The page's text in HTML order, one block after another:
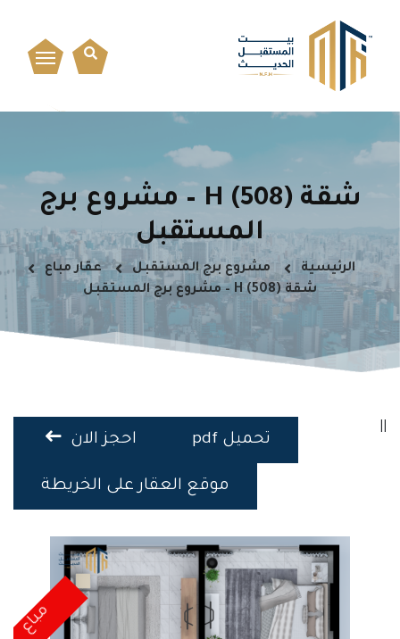
شقة H (508) – مشروع برج
المستقبل
الرئيسية مشروع برج المستقبل
عقار مباع
شقة H (508) – مشروع برج المستقبل
احجز الان تحميل pdf
موقع العقار على الخريطة
مباع